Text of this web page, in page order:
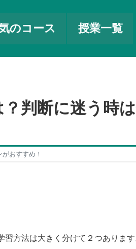
のコース 授業一覧
判断に迷う時
おすすめ！
方法は大きく分けて２つありま